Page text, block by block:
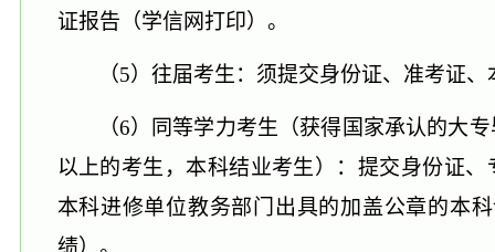
证报告（学信网打印）。
（5） 往届考生：须提交身份证、准考证、
（6）
同等学力考生（获得国家承认的大
以上的考生，本科结业考生）：提交身份证
本科进修单位教务部门出具的加盖公章的本
绩）。